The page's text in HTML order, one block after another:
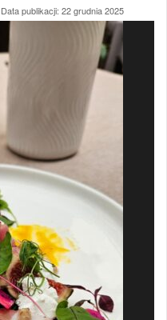
, Data publikacji: 22 grudnia 2025